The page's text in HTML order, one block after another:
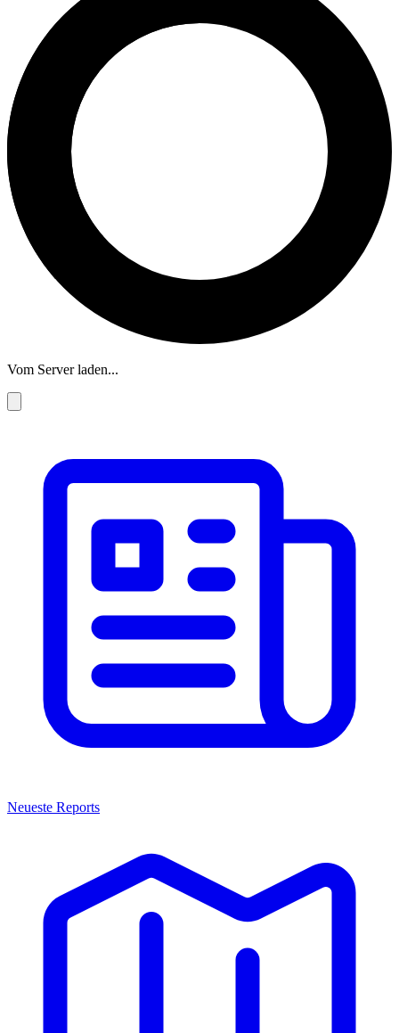
Vom Server laden...
Neueste Reports